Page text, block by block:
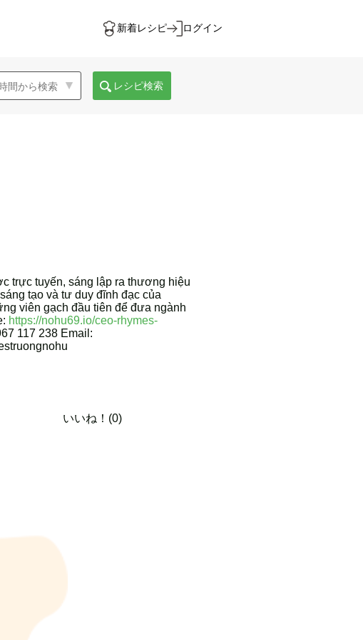
新着レシピ ログイン
レシピ検索
trực tuyến, sáng lập ra thương hiệu
tạo và tư duy đĩnh đạc của
viên gạch đầu tiên để đưa ngành
https://nohu69.io/ceo-rhymes-
117 238 Email:
いいね！(0)